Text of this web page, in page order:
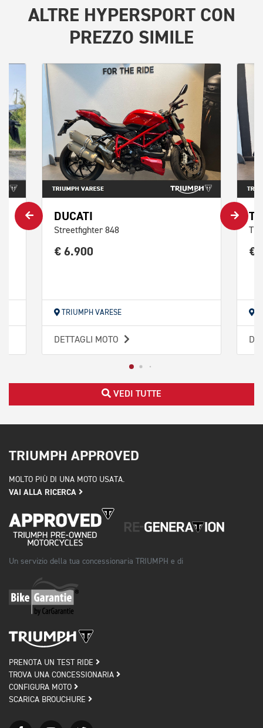
ALTRE HYPERSPORTCON
PREZZO SIMILE
DUCATI
Streetfighter 848
€ 6.900
TRIUMPH VARESE
DETTAGLI MOTO
€
VEDI TUTTE
TRIUMPH APPROVED
MOLTO PIÙ DI UNA MOTO USATA.
VAI ALLA RICERCA
Un servizio della tua concessionaria TRIUMPH e di
PRENOTA UN TEST RIDE
TROVA UNA CONCESSIONARIA
CONFIGURA MOTO
SCARICA BROUCHURE